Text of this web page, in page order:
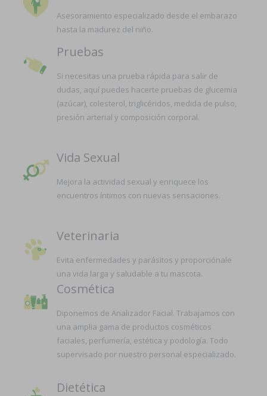
Asesoramiento especializado desde el embarazo
hasta la madurez del niño.
Pruebas
Si necesitas una prueba rápida para salir de
dudas, aquí puedes hacerte pruebas de glucemia
(azúcar), colesterol, triglicéridos, medida de pulso,
presión arterial y composición corporal.
Vida Sexual
Mejora la actividad sexual y enriquece los
encuentros íntimos con nuevas sensaciones.
Veterinaria
Evita enfermedades y parásitos y proporciónale
una vida larga y saludable a tu mascota.
Cosmética
Diponemos de Analizador Facial. Trabajamos con
una amplia gama de productos cosméticos
faciales, perfumería, estética y podología. Todo
supervisado por nuestro personal especializado.
Dietética